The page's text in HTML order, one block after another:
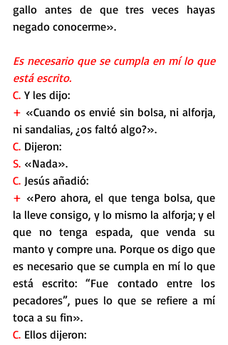
gallo antes de que tres veces hayas
negado conocerme».
Es necesario que se cumpla en mí lo que
está escrito.
C. Y les dijo:
+ «Cuando os envié sin bolsa, ni alforja,
ni sandalias, ¿os faltó algo?».
C. Dijeron:
S. «Nada».
C. Jesús añadió:
+ «Pero ahora, el que tenga bolsa, que
la lleve consigo, y lo mismo la alforja; y el
que no tenga espada, que venda su
manto y compre una. Porque os digo que
es necesario que se cumpla en mí lo que
está escrito: “Fue contado entre los
pecadores”, pues lo que se refiere a mí
toca a su fin».
C. Ellos dijeron: